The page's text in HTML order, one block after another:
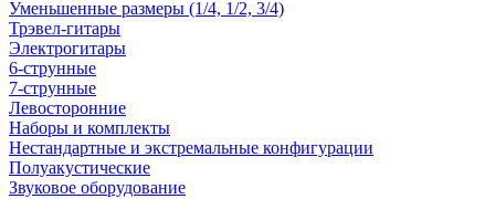
Уменьшенные размеры (1/4, 1/2, 3/4)
Трэвел-гитары
Электрогитары
6-струнные
7-струнные
Левосторонние
Наборы и комплекты
Нестандартные и экстремальные конфигурации
Полуакустические
Звуковое оборудование